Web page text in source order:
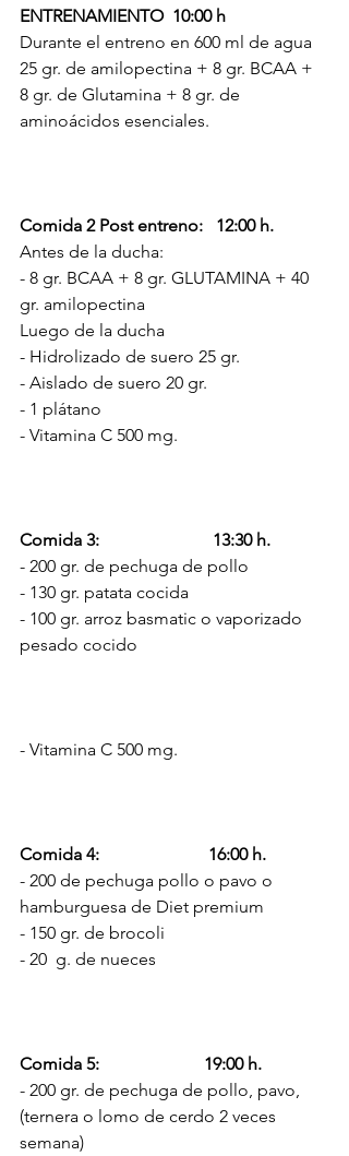
ENTRENAMIENTO  10:00 h
Durante el entreno en 600 ml de agua
25 gr. de amilopectina + 8 gr. BCAA +
8 gr. de Glutamina + 8 gr. de
aminoácidos esenciales.
Comida 2 Post entreno:   12:00 h.
Antes de la ducha:
- 8 gr. BCAA + 8 gr. GLUTAMINA + 40
gr. amilopectina
Luego de la ducha
- Hidrolizado de suero 25 gr.
- Aislado de suero 20 gr.
- 1 plátano
- Vitamina C 500 mg.
Comida 3:                          13:30 h.
- 200 gr. de pechuga de pollo
- 130 gr. patata cocida
- 100 gr. arroz basmatic o vaporizado
pesado cocido
- Vitamina C 500 mg.
Comida 4:                         16:00 h.
- 200 de pechuga pollo o pavo o
hamburguesa de Diet premium
- 150 gr. de brocoli
- 20  g. de nueces
Comida 5:                        19:00 h.
- 200 gr. de pechuga de pollo, pavo,
(ternera o lomo de cerdo 2 veces
semana)